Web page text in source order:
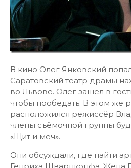
В кино Олег Янковский
Саратовский театр драмы
во Львове. Олег зашёл в
чтобы пообедать. В этом же
расположился режиссёр
члены съёмочной группы
«Щит и меч».
Они обсуждали, где найти